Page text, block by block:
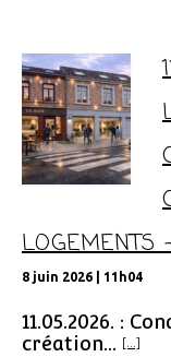
LOGEMENTS
8 juin 2026 | 11h04
11.05.2026. :
création... [...]